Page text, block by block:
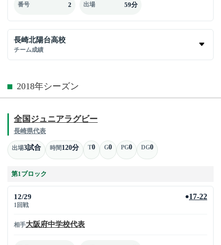
番号 2 出場 59分
長崎北陽台高校
チーム成績
2018年シーズン
全国ジュニアラグビー
長崎県代表
出場3試合 時間120分 T0 G0 PG0 DG0
第1ブロック
12/29
1回戦
●17-22
相手大阪府中学校代表